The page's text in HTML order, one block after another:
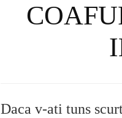
Daca v-ati tuns